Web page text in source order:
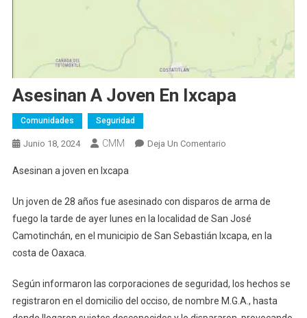
Asesinan A Joven En Ixcapa
Comunidades Seguridad
Junio 18, 2024 CMM Deja Un ComentarioEn
En
Ixcapa
Asesinan a joven en Ixcapa
Un joven de 28 años fue asesinado con disparos de arma de
fuego la tarde de ayer lunes en la localidad de San José
Camotinchán, en el municipio de San Sebastián Ixcapa, en la
costa de Oaxaca.
Según informaron las corporaciones de seguridad, los hechos se
registraron en el domicilio del occiso, de nombre M.G.A., hasta